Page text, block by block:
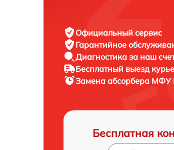
Официальный сервис
Гарантийное
Диагностика за наш
Бесплатный выезд
Замена абсорбера МФУ
Бесплатная